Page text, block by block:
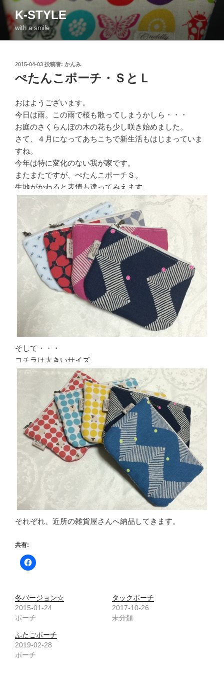
コ
ン
ン
K-STYLE
with a smile
投
日:
2015-04-03 投稿者: かんみ
ぺたんこポーチ・ＳとＬ
おはようございます。
今日は雨。この雨で桜も散ってしまうかしら・・・
お庭のさくらんぼの木の花も少し咲き始めました。
さて、４月になってあちこちで新生活もはじまっていま
すね。
今年は特に変化のない我が家です。
またまたですが、ぺたんこポーチＳ。
生地がかわると表情も違ってみえます。
そして・・・
コチラは大きいサイズ。
それぞれ、近所の雑貨屋さんへ納品してきます。
共有:
冬バージョン☆
2015-01-24
ポーチ
タックポーチ
2017-10-26
未分類
ふたごポーチ
2019-02-28
ポーチ